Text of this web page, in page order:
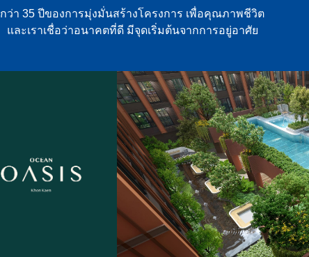
กว่า 35 ปีของการมุ่งมั่นสร้างโครงการ เพื่อคุณภาพชีวิต
และเราเชื่อว่าอนาคตที่ดี มีจุดเริ่มต้นจากการอยู่อาศัย